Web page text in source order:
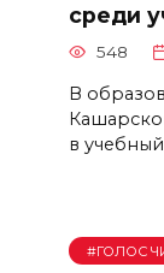
среди
548
В
в
#ГОЛОС